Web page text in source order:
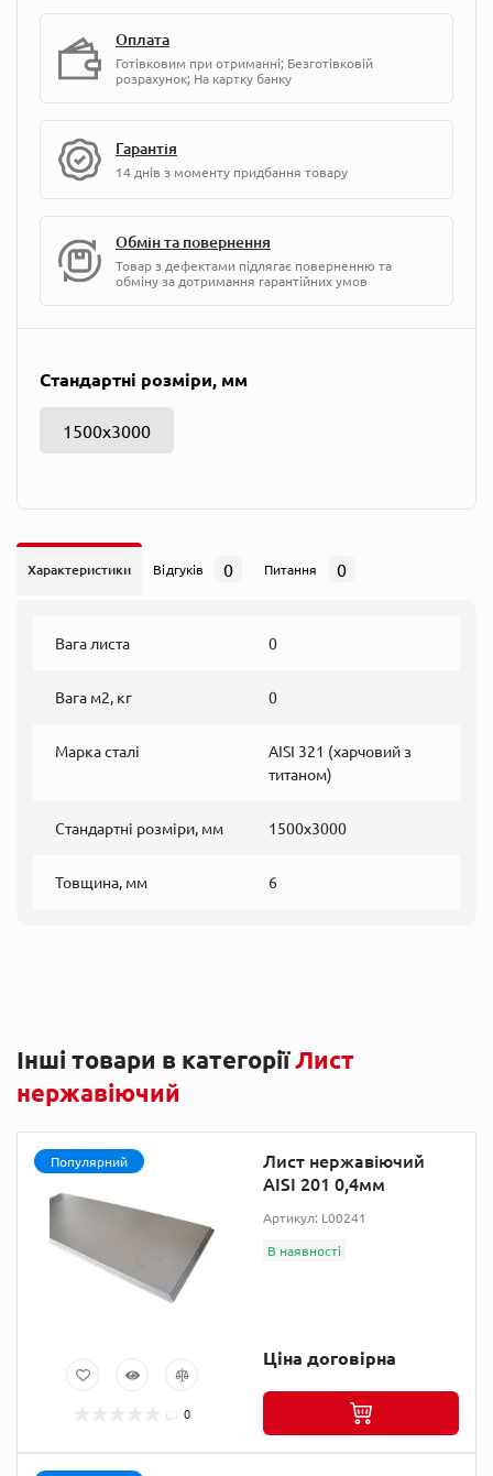
Оплата
Готівковим при отриманні; Безготівковій
розрахунок; На картку банку
Гарантія
14 днів з моменту придбання товару
Обмін та повернення
Товар з дефектами підлягає поверненню та
обміну за дотримання гарантійних умов
Стандартні розміри, мм
1500х3000
Характеристики Відгуків 0 Питання 0
Вага листа 0
Вага м2, кг 0
Марка сталі
AISI 321 (харчовий з
титаном)
Стандартні розміри, мм 1500х3000
Товщина, мм 6
Інші товари в категоріїЛист
нержавіючий
Популярний
0
Лист нержавіючий
AISI 201 0,4мм
Артикул: L00241
В наявності
Ціна договірна